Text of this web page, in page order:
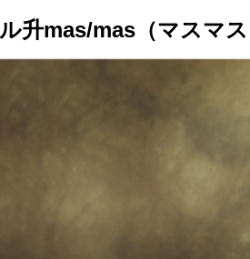
升mas/mas（マスマ